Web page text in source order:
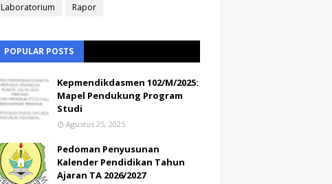
Laboratorium
Rapor
POPULAR POSTS
Kepmendikdasmen 102/M/2025:
Mapel Pendukung Program
Studi
Agustus 25, 2025
Pedoman Penyusunan
Kalender Pendidikan Tahun
Ajaran TA 2026/2027